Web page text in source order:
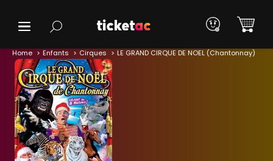
Home Enfants Cirques LE GRAND CIRQUE DE NOEL (Chantonnay)